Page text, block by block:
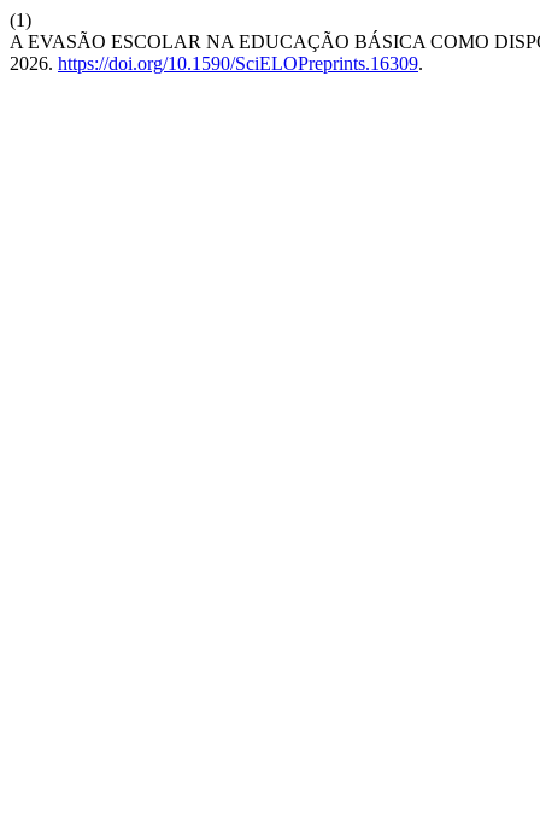
(1)
A EVASÃO ESCOLAR NA EDUCAÇÃO BÁSICA COMO
2026. https://doi.org/10.1590/SciELOPreprints.16309.